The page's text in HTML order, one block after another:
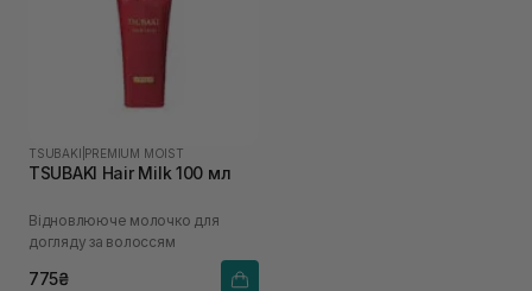
TSUBAKI PREMIUM MOIST
TSUBAKI Hair Milk 100 мл
Відновлююче молочко для
догляду за волоссям
775₴